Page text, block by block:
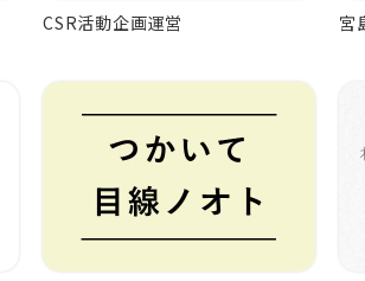
CSR活動企画運営 宮